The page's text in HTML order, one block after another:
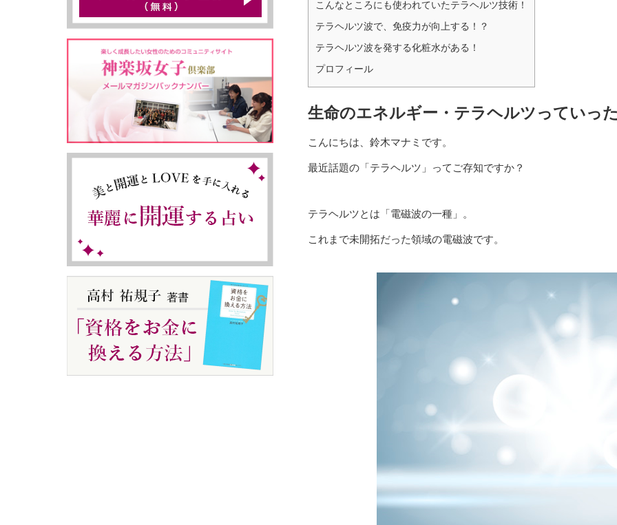
こんなところにも使われていたテラヘルツ技術！
テラヘルツ波で、免疫力が向上する！？
テラヘルツ波を発する化粧水がある！
プロフィール
生命のエネルギー・テラヘルツっていっ
こんにちは、鈴木マナミです。
最近話題の「テラヘルツ」ってご存知ですか？
テラヘルツとは「電磁波の一種」。
これまで未開拓だった領域の電磁波です。